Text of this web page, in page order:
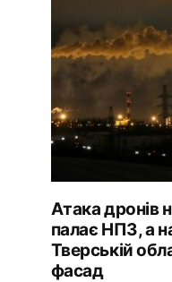
Атака дронів
палає НПЗ, а
Тверській
фасад